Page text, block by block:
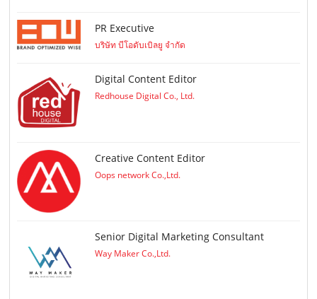
PR Executive
บริษัท บีโอดับเบิลยู จำกัด
Digital Content Editor
Redhouse Digital Co., Ltd.
Creative Content Editor
Oops network Co.,Ltd.
Senior Digital Marketing Consultant
Way Maker Co.,Ltd.